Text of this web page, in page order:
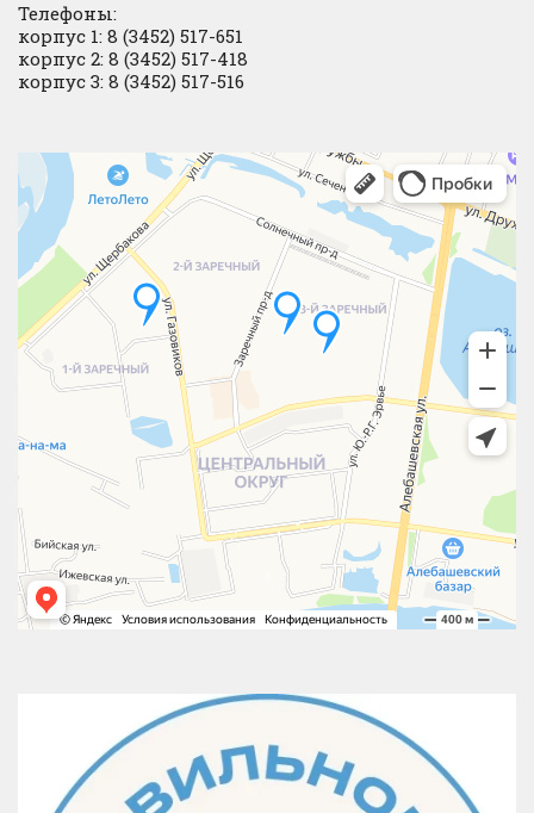
Телефоны:
корпус 1: 8 (3452) 517-651
корпус 2: 8 (3452) 517-418
корпус 3: 8 (3452) 517-516